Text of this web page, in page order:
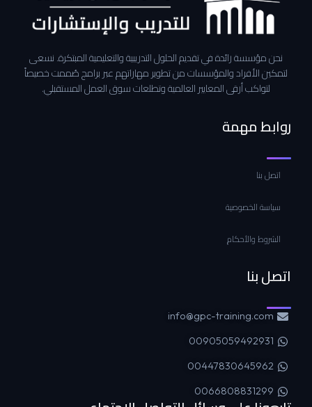
نحن مؤسسة رائدة في تقديم الحلول التدريبية والتعليمية المبتكرة. نسعى
لتمكين الأفراد والمؤسسات من تطوير مهاراتهم عبر برامج صُممت خصيصاً
لتواكب أرقى المعايير العالمية وتطلعات سوق العمل المستقبلي.
روابط مهمة
اتصل بنا
سياسة الخصوصية
الشروط والأحكام
اتصل بنا
info@gpc-training.com
00905059492931
00447830645962
0066808831299